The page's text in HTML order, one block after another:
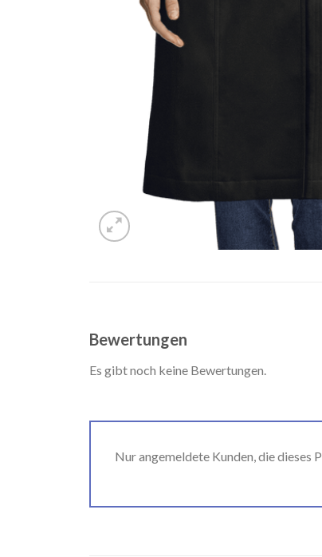
Bewertungen
Es gibt noch keine Bewertungen.
Nur angemeldete Kunden, die dieses